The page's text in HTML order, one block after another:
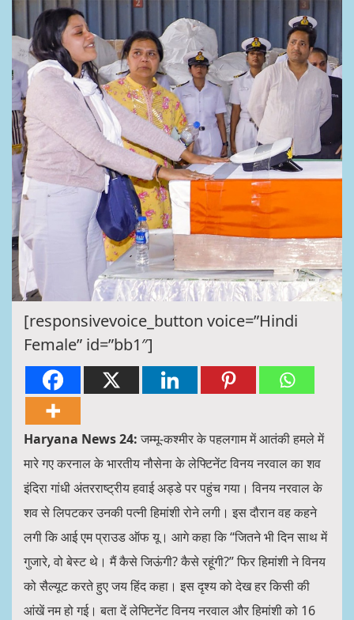
[responsivevoice_button voice=”Hindi
Female” id=”bb1″]
Haryana News 24:जम्मू-कश्मीर के पहलगाम में आतंकी हमले में
मारे गए करनाल के भारतीय नौसेना के लेफ्टिनेंट विनय नरवाल का शव
इंदिरा गांधी अंतरराष्ट्रीय हवाई अड्डे पर पहुंच गया। विनय नरवाल के
शव से लिपटकर उनकी पत्नी हिमांशी रोने लगी। इस दौरान वह कहने
लगी कि आई एम प्राउड ऑफ यू। आगे कहा कि “जितने भी दिन साथ में
गुजारे, वो बेस्ट थे। मैं कैसे जिऊंगी? कैसे रहूंगी?” फिर हिमांशी ने विनय
को सैल्यूट करते हुए जय हिंद कहा। इस दृश्य को देख हर किसी की
आंखें नम हो गई। बता दें लेफ्टिनेंट विनय नरवाल और हिमांशी को 16